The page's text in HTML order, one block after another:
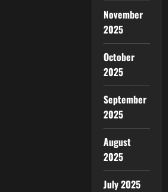
November
2025
October
2025
September
2025
August
2025
July 2025